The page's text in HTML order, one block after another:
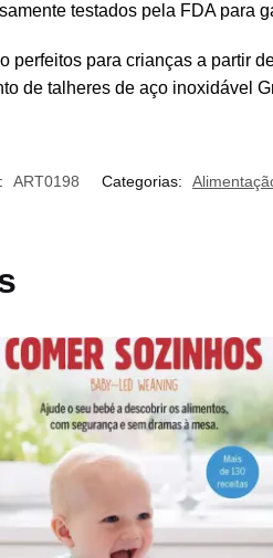
testados pela FDA para
perfeitos para crianças a partir
de talheres de aço inoxidável
ART0198 Categorias: